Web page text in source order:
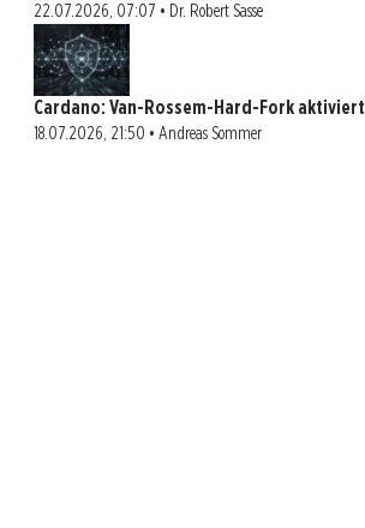
22.07.2026, 07:07 • Dr. Robert Sasse
Cardano: Van-Rossem-Hard-Fork aktiviert
18.07.2026, 21:50 • Andreas Sommer